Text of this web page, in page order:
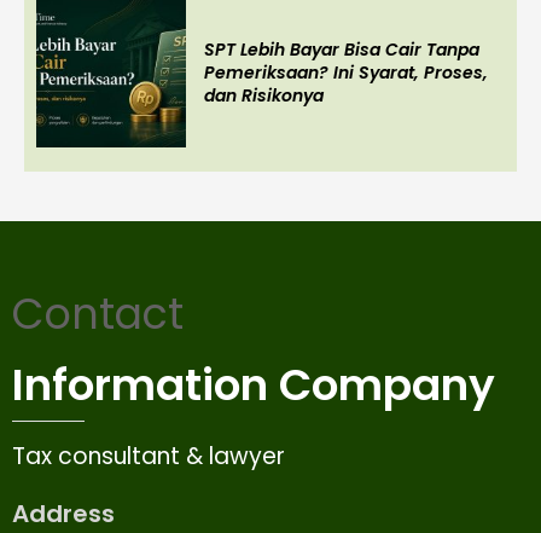
SPT Lebih Bayar Bisa Cair Tanpa
Pemeriksaan? Ini Syarat, Proses,
dan Risikonya
Contact
Information Company
Tax consultant & lawyer
Address